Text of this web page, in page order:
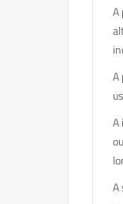
A
A
A
A